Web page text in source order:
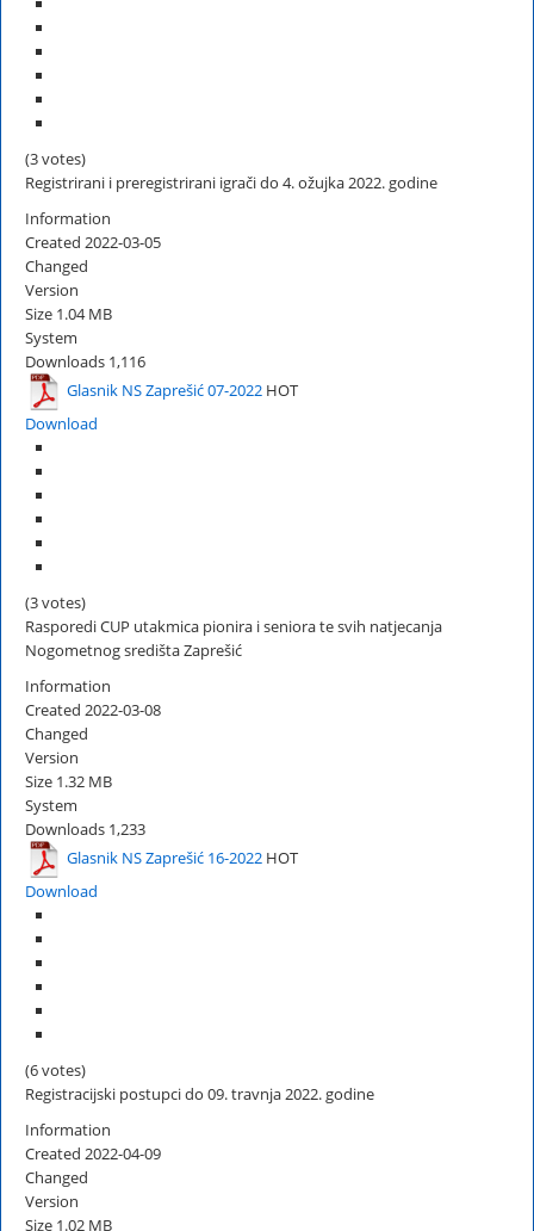
(3 votes)
Registrirani i preregistrirani igrači do 4. ožujka 2022. godine
Information
Created 2022-03-05
Changed
Version
Size 1.04 MB
System
Downloads 1,116
Glasnik NS Zaprešić 07-2022 HOT
Download
(3 votes)
Rasporedi CUP utakmica pionira i seniora te svih natjecanja
Nogometnog središta Zaprešić
Information
Created 2022-03-08
Changed
Version
Size 1.32 MB
System
Downloads 1,233
Glasnik NS Zaprešić 16-2022 HOT
Download
(6 votes)
Registracijski postupci do 09. travnja 2022. godine
Information
Created 2022-04-09
Changed
Version
Size 1.02 MB